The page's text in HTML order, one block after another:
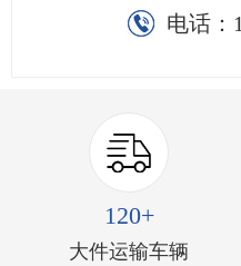
电话：
120+
大件运输车辆